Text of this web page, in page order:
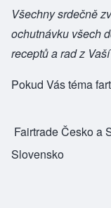
Všechny srdečně
ochutnávku všech
receptů a rad z
Pokud Vás téma
Fairtrade Česko a
Slovensko